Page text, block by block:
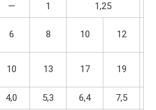
— 1
1,25
6 8 10 12
10 13 17 19
4,0 5,3 6,4 7,5